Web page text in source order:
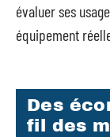
évaluer ses
équipement
Des
fil des